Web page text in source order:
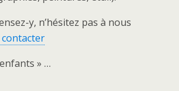
y, n’hésitez pas à nous
» …